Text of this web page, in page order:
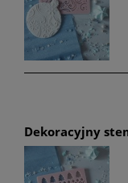
Dekoracyjny